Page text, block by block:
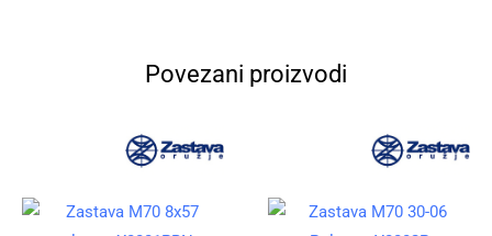
Povezani proizvodi